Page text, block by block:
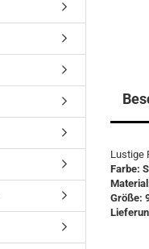
Lustige
Farbe:
Größe: